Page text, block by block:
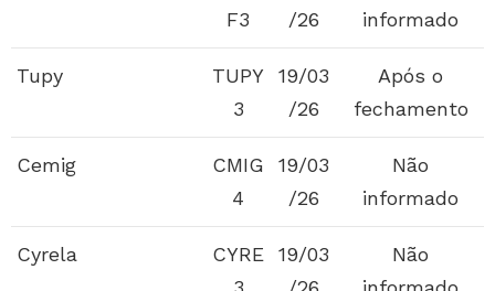
F3
/26
informado
Tupy
TUPY
3
19/03
/26
Após o
fechamento
Cemig
CMIG
4
19/03
/26
Não
informado
Cyrela
CYRE
19/03
Não